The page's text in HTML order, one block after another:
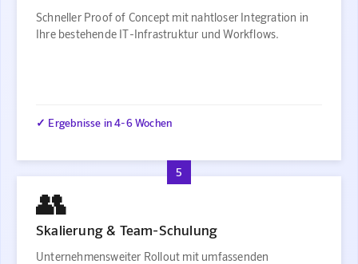
Schneller Proof of Concept mit nahtloser Integration in
Ihre bestehende IT-Infrastruktur und Workflows.
✓ Ergebnisse in 4-6 Wochen
5
👥
Skalierung & Team-Schulung
Unternehmensweiter Rollout mit umfassenden